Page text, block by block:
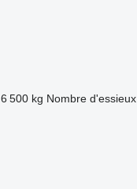
6 500 kg Nombre d'essieux